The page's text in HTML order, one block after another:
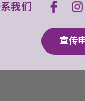
我们
宣传